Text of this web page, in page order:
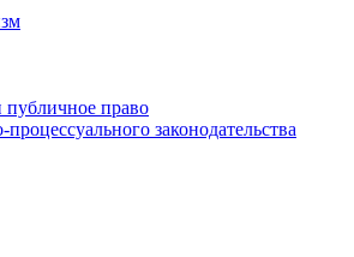
право
законодательства